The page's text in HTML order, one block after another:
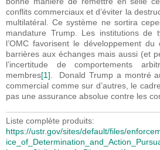
conflits commerciaux et d’éviter la
multilatéral. Ce système ne sortira
mandature Trump. Les institutions de
l’OMC favorisent le développement
barrières aux échanges mais aussi (et
l’incertitude de comportements
membres[1] . Donald Trump a montré
commercial comme sur d’autres, le
pas une assurance absolue contre les
Liste complète produits:
https://ustr.gov/sites/default/files/